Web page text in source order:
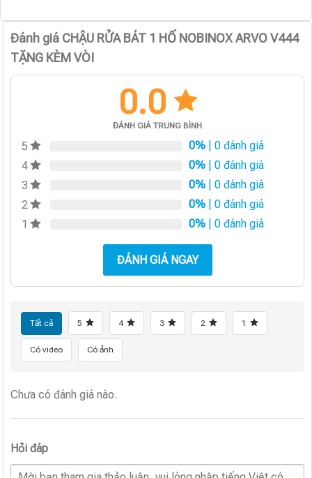
Đánh giá CHẬU RỬA BÁT 1 HỐ NOBINOX ARVO V444
TẶNG KÈM VÒI
0.0
ĐÁNH GIÁ TRUNG BÌNH
5 0% | 0 đánh giá
4
0% | 0 đánh giá
3
0% | 0 đánh giá
2
0% | 0 đánh giá
1
0% | 0 đánh giá
ĐÁNH GIÁ NGAY
Tất cả 5 4 3 2 1
Có video Có ảnh
Chưa có đánh giá nào.
Hỏi đáp